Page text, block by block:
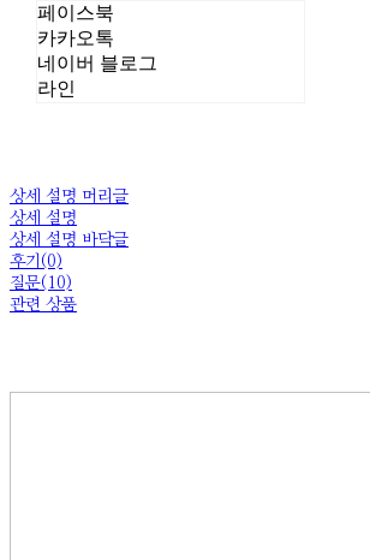
페이스북
카카오톡
네이버 블로그
라인
상세 설명 머리글
상세 설명
상세 설명 바닥글
후기(0)
질문(10)
관련 상품